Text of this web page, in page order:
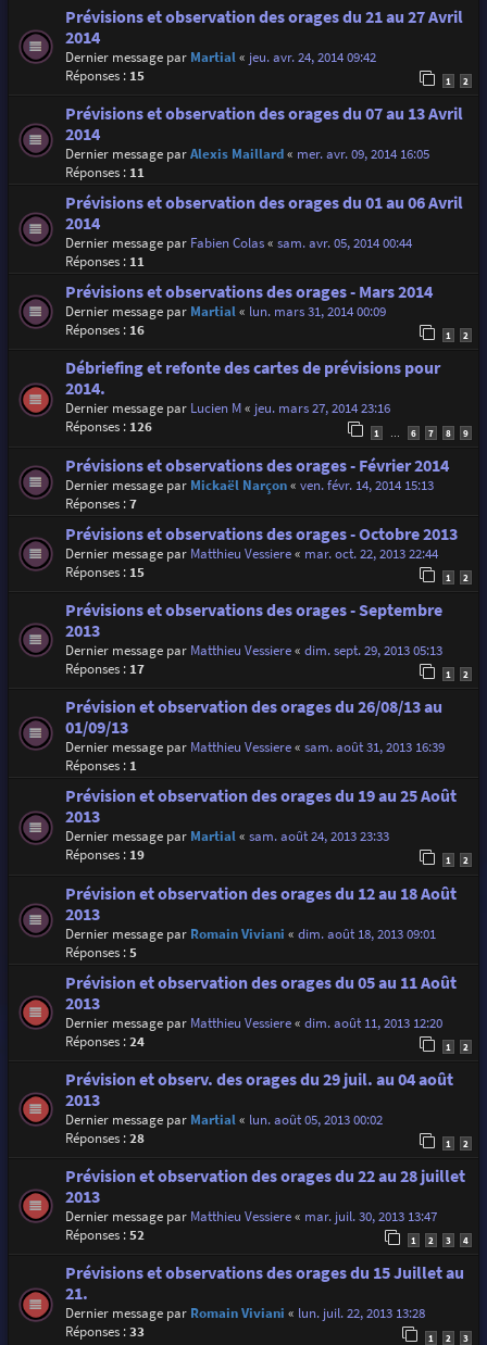
Prévisions et observation des orages du 21 au 27 Avril
2014
Dernier message par Martial« jeu. avr. 24, 2014 09:42
Réponses : 15 1 2
Prévisions et observation des orages du 07 au 13 Avril
2014
Dernier message parAlexis Maillard« mer. avr. 09, 2014 16:05
Réponses : 11
Prévisions et observation des orages du 01 au 06 Avril
2014
Dernier message par Fabien Colas« sam. avr. 05, 2014 00:44
Réponses : 11
Prévisions et observations des orages - Mars 2014
Dernier message par Martial« lun. mars 31, 2014 00:09
Réponses : 16 1 2
Débriefing et refonte des cartes de prévisions pour
2014.
Dernier message par Lucien M« jeu. mars 27, 2014 23:16
Réponses : 126 1 6 7 8 9
Prévisions et observations des orages - Février 2014
Dernier message par Mickaël Narçon« ven. févr. 14, 2014 15:13
Réponses :7
Prévisions et observations des orages - Octobre 2013
Dernier message par Matthieu Vessiere« mar. oct. 22, 2013 22:44
Réponses : 15 1 2
Prévisions et observations des orages - Septembre
2013
Dernier message par Matthieu Vessiere« dim. sept. 29, 2013 05:13
Réponses : 17 1 2
Prévision et observation des orages du 26/08/13 au
01/09/13
Dernier message par Matthieu Vessiere« sam. août 31, 2013 16:39
Réponses : 1
Prévision et observation des orages du 19 au 25 Août
2013
Dernier message par Martial« sam. août 24, 2013 23:33
Réponses : 19 1 2
Prévision et observation des orages du 12 au 18 Août
2013
Dernier message par Romain Viviani « dim. août 18, 2013 09:01
Réponses :5
Prévision et observation des orages du 05 au 11 Août
2013
Dernier message par Matthieu Vessiere« dim. août 11, 2013 12:20
Réponses :24 1 2
Prévision et observ. des orages du 29 juil. au 04 août
2013
Dernier message par Martial« lun. août 05, 2013 00:02
Réponses :28 1 2
Prévision et observation des orages du 22 au 28 juillet
2013
Dernier message par Matthieu Vessiere« mar. juil. 30, 2013 13:47
Réponses :52 1 2 3 4
Prévisions et observations des orages du 15 Juillet au
21.
Dernier message par Romain Viviani « lun. juil. 22, 2013 13:28
Réponses :33 1 2 3